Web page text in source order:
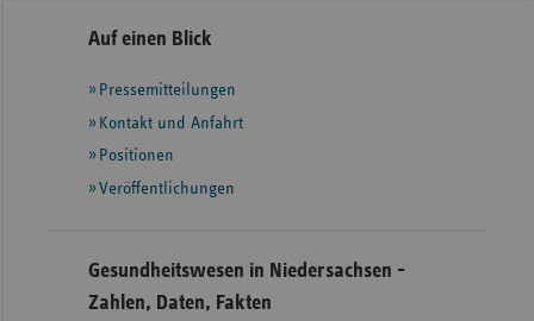
Seitennavigation
Seitenleiste
weiteren
Informationen
Auf einen Blick
Pressemitteilungen
Kontakt und Anfahrt
Positionen
Veröffentlichungen
Gesundheitswesen in Niedersachsen -
Zahlen, Daten, Fakten